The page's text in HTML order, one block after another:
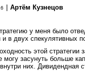
Артём Кузнецов
у меня было
в двух спекулятивных
этой
могу засунуть больше
них. Дивидендная